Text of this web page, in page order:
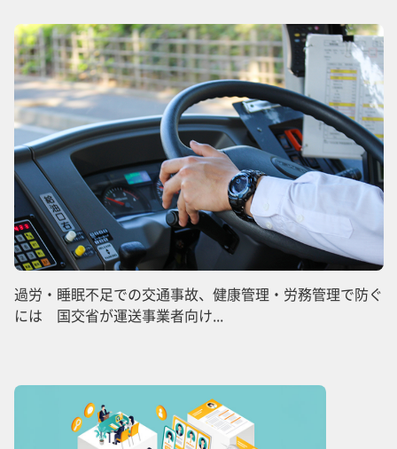
過労・睡眠不足での交通事故、健康管理・労務管理で防ぐ
には 国交省が運送事業者向け...